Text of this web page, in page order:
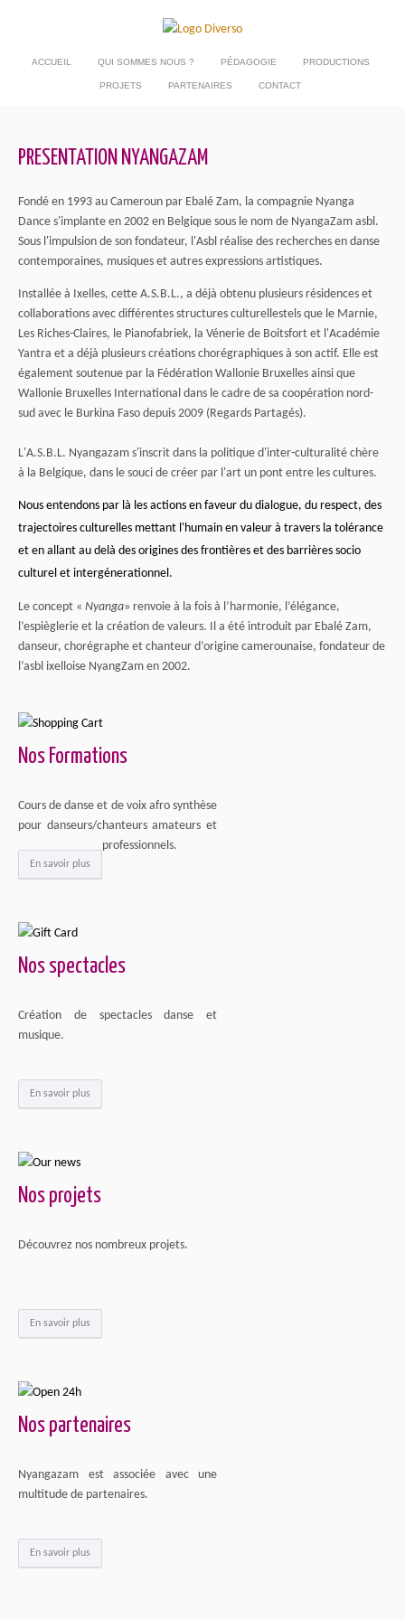
ACCUEIL QUI SOMMES NOUS ? PÉDAGOGIE PRODUCTIONS
PROJETS PARTENAIRES CONTACT
PRESENTATION NYANGAZAM
Fondé en 1993 au Cameroun par Ebalé Zam, la compagnie Nyanga
Dance s'implante en 2002 en Belgique sous le nom de NyangaZam asbl.
Sous l'impulsion de son fondateur, l'Asbl réalise des recherches en danse
contemporaines, musiques et autres expressions artistiques.
Installée à Ixelles, cette A.S.B.L., a déjà obtenu plusieurs résidences et
collaborations avec différentes structures culturellestels que le Marnie,
Les Riches-Claires, le Pianofabriek, la Vénerie de Boitsfort et l'Académie
Yantra et a déjà plusieurs créations chorégraphiques à son actif. Elle est
également soutenue par la Fédération Wallonie Bruxelles ainsi que
Wallonie Bruxelles International dans le cadre de sa coopération nord-
sud avec le Burkina Faso depuis 2009 (Regards Partagés).
L'A.S.B.L. Nyangazam s'inscrit dans la politique d'inter-culturalité chère
à la Belgique, dans le souci de créer par l'art un pont entre les cultures.
Nous entendons par là les actions en faveur du dialogue, du respect, des
trajectoires culturelles mettant l'humain en valeur à travers la tolérance
et en allant au delà des origines des frontières et des barrières socio
culturel et intergénerationnel.
Le concept « Nyanga» renvoie à la fois à l’harmonie, l’élégance,
l’espièglerie et la création de valeurs. Il a été introduit par Ebalé Zam,
danseur, chorégraphe et chanteur d’origine camerounaise, fondateur de
l’asbl ixelloise NyangZam en 2002.
Nos Formations
Cours de danse et de voix afro synthèse
pour danseurs/chanteurs amateurs et
professionnels.
En savoir plus
Nos spectacles
Création de spectacles danse et
musique.
En savoir plus
Nos projets
Découvrez nos nombreux projets.
En savoir plus
Nos partenaires
Nyangazam est associée avec une
multitude de partenaires.
En savoir plus